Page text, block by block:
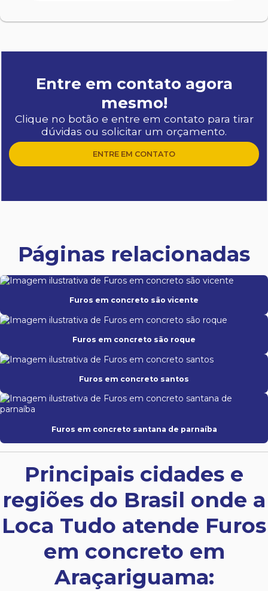
Entre em contato agora
mesmo!
Clique no botão e entre em contato para tirar
dúvidas ou solicitar um orçamento.
ENTRE EM CONTATO
Páginas relacionadas
Furos em concreto são vicente
Furos em concreto são roque
Furos em concreto santos
Furos em concreto santana de parnaíba
Principais cidades e
regiões do Brasil onde a
Loca Tudo atende Furos
em concreto em
Araçariguama: